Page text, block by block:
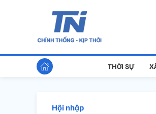
THỜI SỰ
Hội nhập